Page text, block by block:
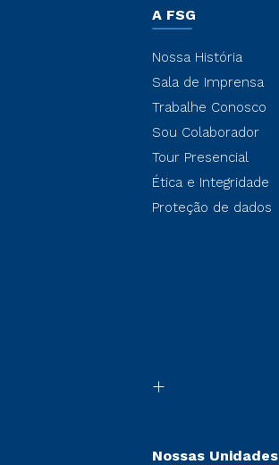
A FSG
Nossa História
Sala de Imprensa
Trabalhe Conosco
Sou Colaborador
Tour Presencial
Ética e Integridade
Proteção de dados
Nossas Unidades